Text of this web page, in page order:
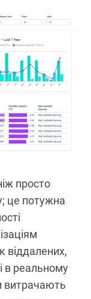
просто
це потужна
віддалених,
в реальному
витрачають